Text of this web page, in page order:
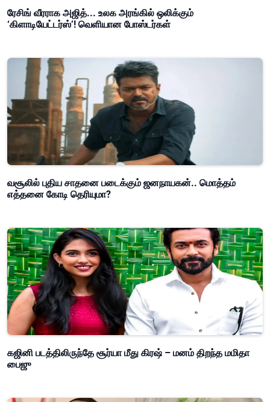
ரேசிங் வீரராக அஜித்... உலக அரங்கில் ஒலிக்கும்
‘கிளாடியேட்டர்ஸ்’! வெளியான போஸ்டர்கள்
வசூலில் புதிய சாதனை படைக்கும் ஜனநாயகன்.. மொத்தம்
எத்தனை கோடி தெரியுமா?
கஜினி படத்திலிருந்தே சூர்யா மீது கிரஷ் – மனம் திறந்த மமிதா
பைஜு